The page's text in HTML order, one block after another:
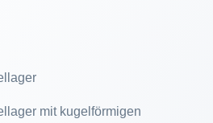
mit kugelförmigen